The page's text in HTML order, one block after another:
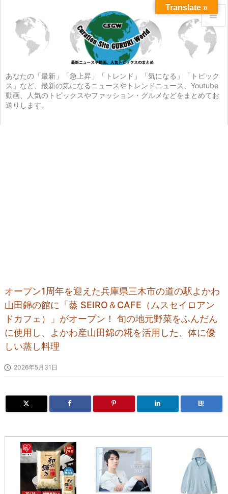
あなたの「最新」「急上昇」「トレンド」「気になる」「トピック
ス」など、最新の気になるニュースやトレンドニュース、Youtube
動画、人気のトピックスやファッション・グルメなどをまとめてお
送りします。


メニュ
サイド

前へ
オープン1周年を迎えた兵庫県三木市の道の駅よかわ
山田錦の館に「蒸 SEIRO＆CAFE（ムスセイロアン
ドカフェ）」がオープン！ 旬の地元野菜をふんだん
に使用し、よかわ産山田錦の糀を活用した、体に優
しい蒸し料理
 2026年5月31日
B!
Translate »